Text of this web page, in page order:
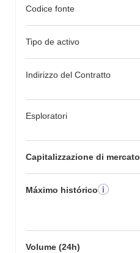
Codice fonte
Tipo de activo
Indirizzo del Contratto
Esploratori
Capitalizzazione di mercato
Máximo histórico
Volume (24h)